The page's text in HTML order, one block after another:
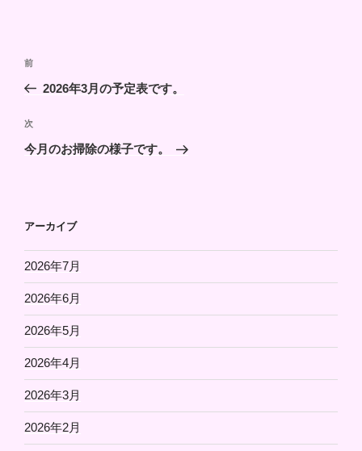
投
ナ
ビ
ゲ
ン
前
の
稿
前
2026年3月の予定表です。
次
の
次
今月のお掃除の様子です。
アーカイブ
2026年7月
2026年6月
2026年5月
2026年4月
2026年3月
2026年2月